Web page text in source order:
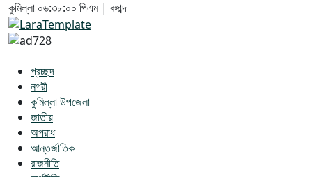
কুমিল্লা ০৬:৩৮:০১ পিএম| বঙ্গাব্দ
প্রচ্ছদ
নগরী
কুমিল্লা উপজেলা
জাতীয়
অপরাধ
আন্তর্জাতিক
রাজনীতি